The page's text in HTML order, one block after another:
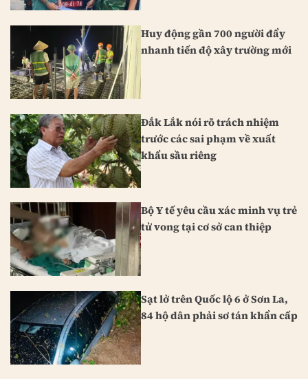
Huy động gần 700 người đẩy
nhanh tiến độ xây trường mới
Đắk Lắk nói rõ trách nhiệm
trước các sai phạm về xuất
khẩu sầu riêng
Bộ Y tế yêu cầu xác minh vụ trẻ
tử vong tại cơ sở can thiệp
Sạt lở trên Quốc lộ 6 ở Sơn La,
84 hộ dân phải sơ tán khẩn cấp